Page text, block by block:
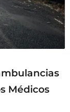
Médicos